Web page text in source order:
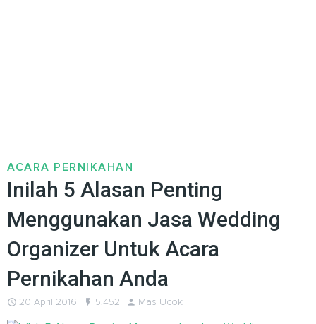
ACARA PERNIKAHAN
Inilah 5 Alasan Penting
Menggunakan Jasa Wedding
Organizer Untuk Acara
Pernikahan Anda
query_builder 20 April 2016 flash_on 5,452 person Mas Ucok